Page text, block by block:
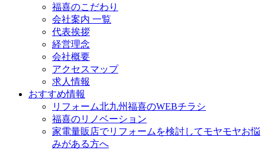
福喜のこだわり
会社案内 一覧
代表挨拶
経営理念
会社概要
アクセスマップ
求人情報
おすすめ情報
リフォーム北九州福喜のWEBチラシ
福喜のリノベーション
家電量販店でリフォームを検討してモヤモヤお悩
みがある方へ